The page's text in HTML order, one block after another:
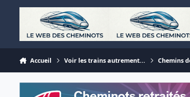
Aller au contenu
Accueil Voir les trains autrement... Chemins